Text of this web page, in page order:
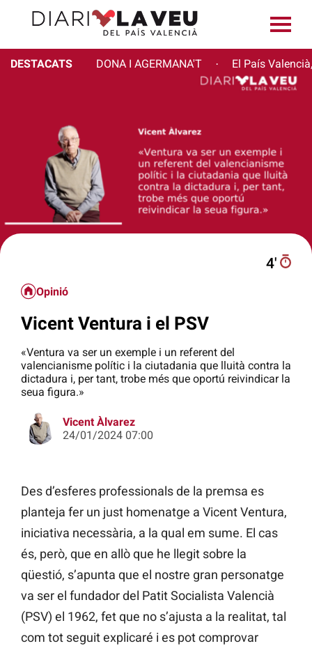
DESTACATS DONA I AGERMANA'T · El País
4′
Opinió
Vicent Ventura i el PSV
«Ventura va ser un exemple i un referent del
valencianisme polític i la ciutadania que lluità contra la
dictadura i, per tant, trobe més que oportú reivindicar la
seua figura.»
Vicent Àlvarez
24/01/2024 07:00
Des d’esferes professionals de la premsa es
planteja fer un just homenatge a Vicent Ventura,
iniciativa necessària, a la qual em sume. El cas
és, però, que en allò que he llegit sobre la
qüestió, s’apunta que el nostre gran personatge
va ser el fundador del Patit Socialista Valencià
(PSV) el 1962, fet que no s’ajusta a la realitat, tal
com tot seguit explicaré i es pot comprovar